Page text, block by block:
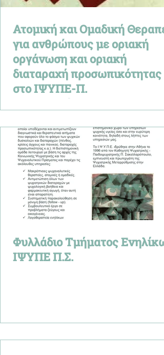
Ατομική και Ομαδική
για ανθρώπους με οριακή
οργάνωση και οριακή
διαταραχή προσωπικότητας
στο ΙΨΥΠΕ-Π.
Σακελλαρόπουλος
Φυλλάδιo Τμήματος
ΙΨΥΠΕ Π.Σ.